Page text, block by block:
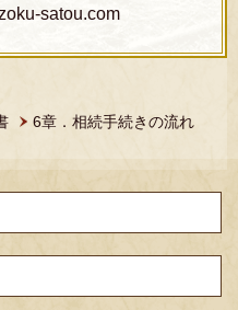
satou.com
6章．相続手続きの流れ